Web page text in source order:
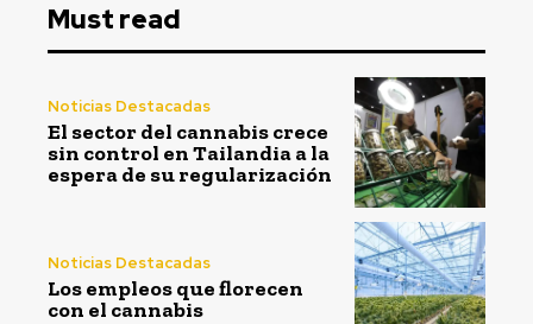
Must read
Noticias Destacadas
El sector del cannabis crece
sin control en Tailandia a la
espera de su regularización
Noticias Destacadas
Los empleos que florecen
con el cannabis